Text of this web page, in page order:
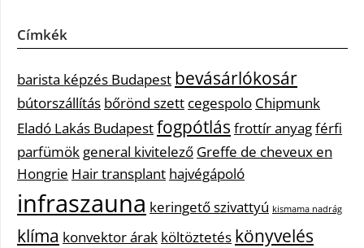
Címkék
barista képzés Budapest bevásárlókosár
bútorszállítás bőrönd szett cegespolo Chipmunk
Eladó Lakás Budapestfogpótlás frottír anyagférfi
parfümök general kivitelező Greffe de cheveux en
Hongrie Hair transplant hajvégápoló
infraszauna keringető szivattyú kismama nadrág
klíma konvektor árak költöztetés könyvelés